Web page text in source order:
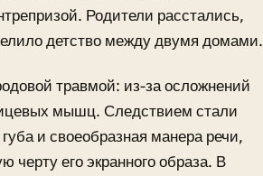
Родители расстались,
детство между двумя домами.
травмой: из-за осложнений
мышц. Следствием стали
и своеобразная манера речи,
черту его экранного образа. В